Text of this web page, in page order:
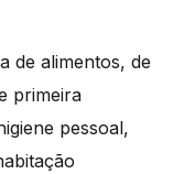
de alimentos, de
primeira
pessoal,